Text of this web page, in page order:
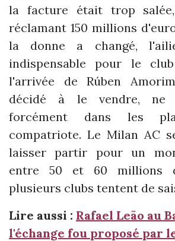
la facture était trop
réclamant 150 millions
la donne a changé,
indispensable pour le
l'arrivée de Rúben
décidé à le vendre, ne
forcément dans les
compatriote. Le Milan AC
laisser partir pour un
entre 50 et 60 millions
plusieurs clubs tentent de
Lire aussi : Rafael Leão au
l'échange fou proposé par